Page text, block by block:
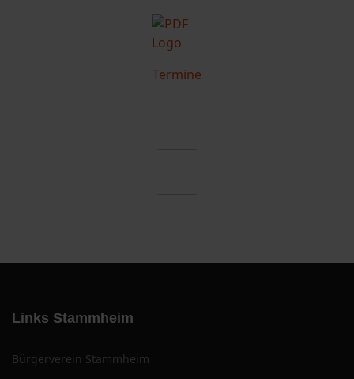
Termine
Links Stammheim
Bürgerverein Stammheim